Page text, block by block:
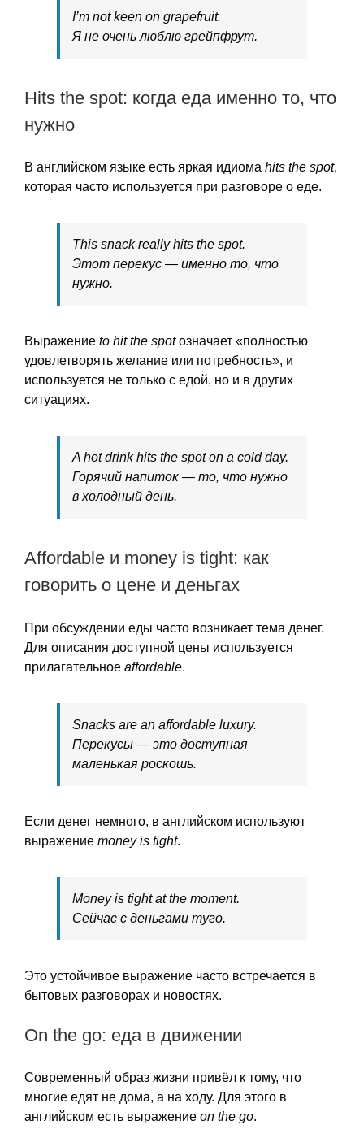
I’m not keen on grapefruit.
Я не очень люблю грейпфрут.
Hits the spot: когда еда именно то, что
нужно
В английском языке есть яркая идиома hits the spot,
которая часто используется при разговоре о еде.
This snack really hits the spot.
Этот перекус — именно то, что
нужно.
Выражение to hit the spotозначает «полностью
удовлетворять желание или потребность», и
используется не только с едой, но и в других
ситуациях.
A hot drink hits the spot on a cold day.
Горячий напиток — то, что нужно
в холодный день.
Affordable и money is tight: как
говорить о цене и деньгах
При обсуждении еды часто возникает тема денег.
Для описания доступной цены используется
прилагательное affordable.
Snacks are an affordable luxury.
Перекусы — это доступная
маленькая роскошь.
Если денег немного, в английском используют
выражение money is tight.
Money is tight at the moment.
Сейчас с деньгами туго.
Это устойчивое выражение часто встречается в
бытовых разговорах и новостях.
On the go: еда в движении
Современный образ жизни привёл к тому, что
многие едят не дома, а на ходу. Для этого в
английском есть выражение on the go.